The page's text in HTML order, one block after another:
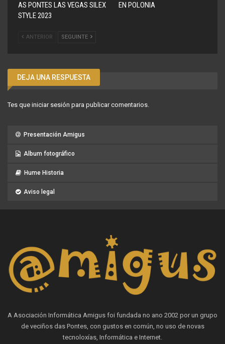
AS PONTES LAS VEGAS SILEX
STYLE 2023
EN POLONIA
ANTERIOR SEGUINTE
DEJA UNA RESPUESTA
Tes que iniciar sesión para publicar comentarios.
Presentación Amigus
Album fotográfico
Hume Historia
Aviso legal
A Asociación Informática Amigus foi fundada no ano 2002 por un grupo
de veciños das Pontes, con gustos en común, no uso de novas
tecnoloxías, Informática e Internet.